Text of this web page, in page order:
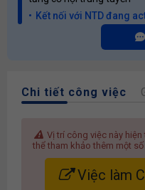
Kết nối với NTD đang
Chi tiết công việc
Vị trí công việc này
thể tham khảo thêm một
Việc làm